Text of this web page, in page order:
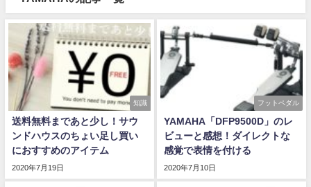
知識
送料無料まであと少し！サウ
ンドハウスのちょい足し買い
におすすめのアイテム
2020年7月19日
フットペダル
YAMAHA「DFP9500D」のレ
ビューと感想！ダイレクトな
感覚で表情を付ける
2020年7月10日